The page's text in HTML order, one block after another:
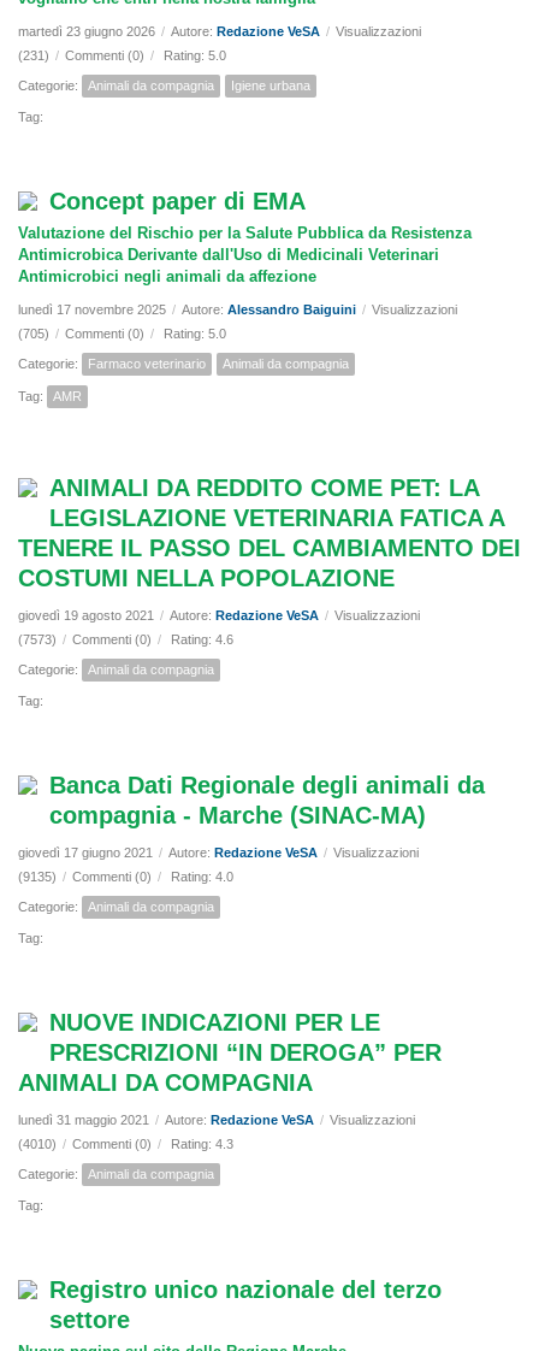
martedì 23 giugno 2026 / Autore: Redazione VeSA / Visualizzazioni
(231) / Commenti (0) / Rating: 5.0
Categorie: Animali da compagnia Igiene urbana
Tag:
Concept paper di EMA
Valutazione del Rischio per la Salute Pubblica da Resistenza
Antimicrobica Derivante dall'Uso di Medicinali Veterinari
Antimicrobici negli animali da affezione
lunedì 17 novembre 2025 / Autore: Alessandro Baiguini / Visualizzazioni
(705) / Commenti (0) / Rating: 5.0
Categorie: Farmaco veterinario Animali da compagnia
Tag: AMR
ANIMALI DA REDDITO COME PET: LA
LEGISLAZIONE VETERINARIA FATICA A
TENERE IL PASSO DEL CAMBIAMENTO DEI
COSTUMI NELLA POPOLAZIONE
giovedì 19 agosto 2021 / Autore: Redazione VeSA / Visualizzazioni
(7573) / Commenti (0) / Rating: 4.6
Categorie: Animali da compagnia
Tag:
Banca Dati Regionale degli animali da
compagnia - Marche (SINAC-MA)
giovedì 17 giugno 2021 / Autore: Redazione VeSA / Visualizzazioni
(9135) / Commenti (0) / Rating: 4.0
Categorie: Animali da compagnia
Tag:
NUOVE INDICAZIONI PER LE
PRESCRIZIONI “IN DEROGA” PER
ANIMALI DA COMPAGNIA
lunedì 31 maggio 2021 / Autore: Redazione VeSA / Visualizzazioni
(4010) / Commenti (0) / Rating: 4.3
Categorie: Animali da compagnia
Tag:
Registro unico nazionale del terzo
settore